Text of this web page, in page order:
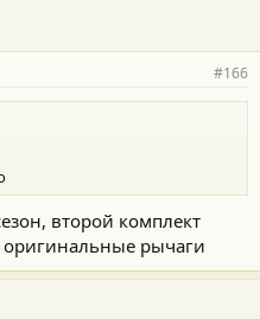
#166
второй комплект
рычаги